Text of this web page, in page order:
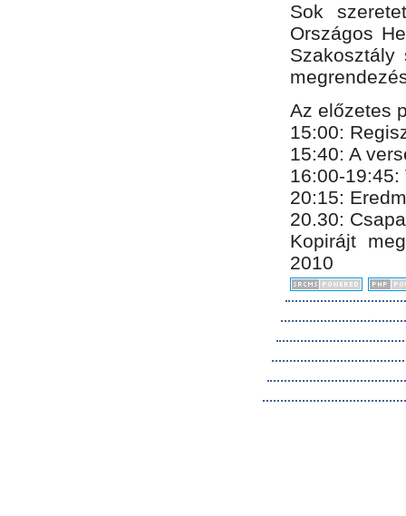
Sok
Országos
Az előzetes
15:00:
15:40: A
16:00-19:45:
20:​15​:
​20.30:
Kopirájt
2010